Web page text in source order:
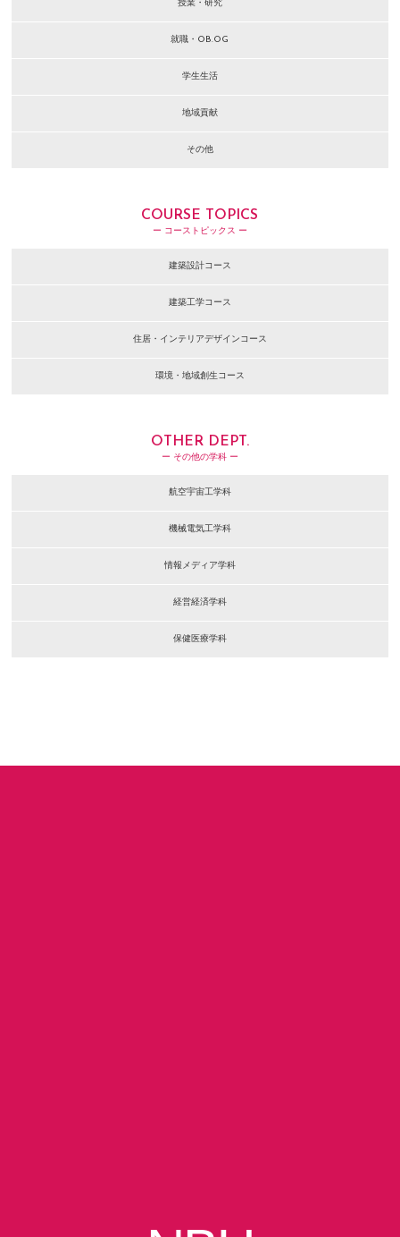
授業・研究
就職・OB.OG
学生生活
地域貢献
その他
COURSE TOPICS
ー コーストピックス ー
建築設計コース
建築工学コース
住居・インテリアデザインコース
環境・地域創生コース
OTHER DEPT.
ー その他の学科 ー
航空宇宙工学科
機械電気工学科
情報メディア学科
経営経済学科
保健医療学科